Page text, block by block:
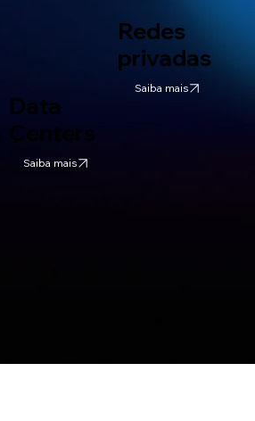
Redes
privadas
Saiba mais
Data
Centers
Saiba mais